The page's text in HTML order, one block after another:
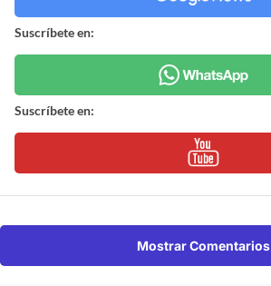
Suscríbete en:
Suscríbete en:
Mostrar Comentarios